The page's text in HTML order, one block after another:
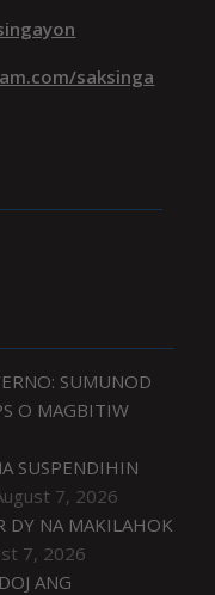
saksinga
SUMUNOD
O MAGBITIW
SUSPENDIHIN
7, 2026
DY NA MAKILAHOK
7, 2026
ANG